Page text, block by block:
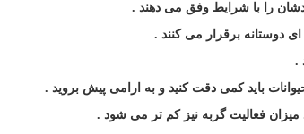
را با شرایط وفق می دهند .
دوستانه برقرار می کنند .
.
باید کمی دقت کنید و به ارامی پیش بروید .
فعالیت گربه نیز کم تر می شود .